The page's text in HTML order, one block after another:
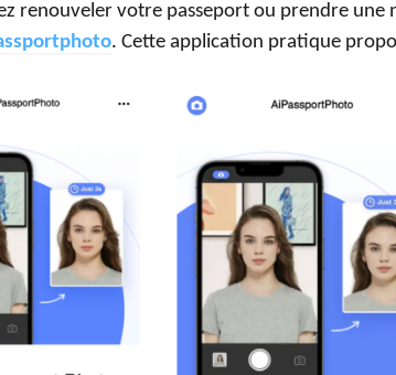
renouveler votre passeport ou prendre une
. Cette application pratique